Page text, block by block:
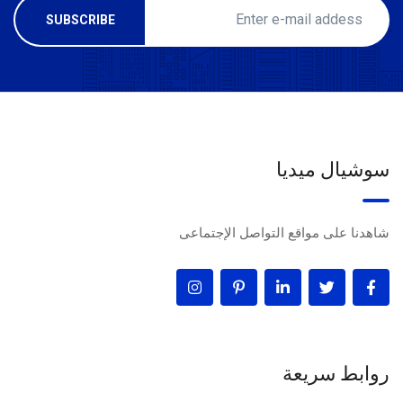
سوشيال ميديا
شاهدنا على مواقع التواصل الإجتماعى
روابط سريعة